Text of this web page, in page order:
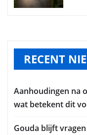
RECENT
Aanhoudingen na
wat betekent dit
Gouda blijft